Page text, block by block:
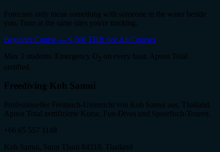
Forecasts only mean something with someone in the water beside
you. Train at the same sites you're tracking.
Beginner Course — 9,500 THB See All Courses
Max 3 students. Emergency O
on every boat. Apnea Total
certified.
Freediving Koh Samui
Professioneller Freitauch-Unterricht von Koh Samui aus, Thailand.
Apnea Total zertifizierte Kurse, Fun-Dives und Speerfisch-Touren.
+66 65 557 1148
Koh Samui, Surat Thani 84310, Thailand